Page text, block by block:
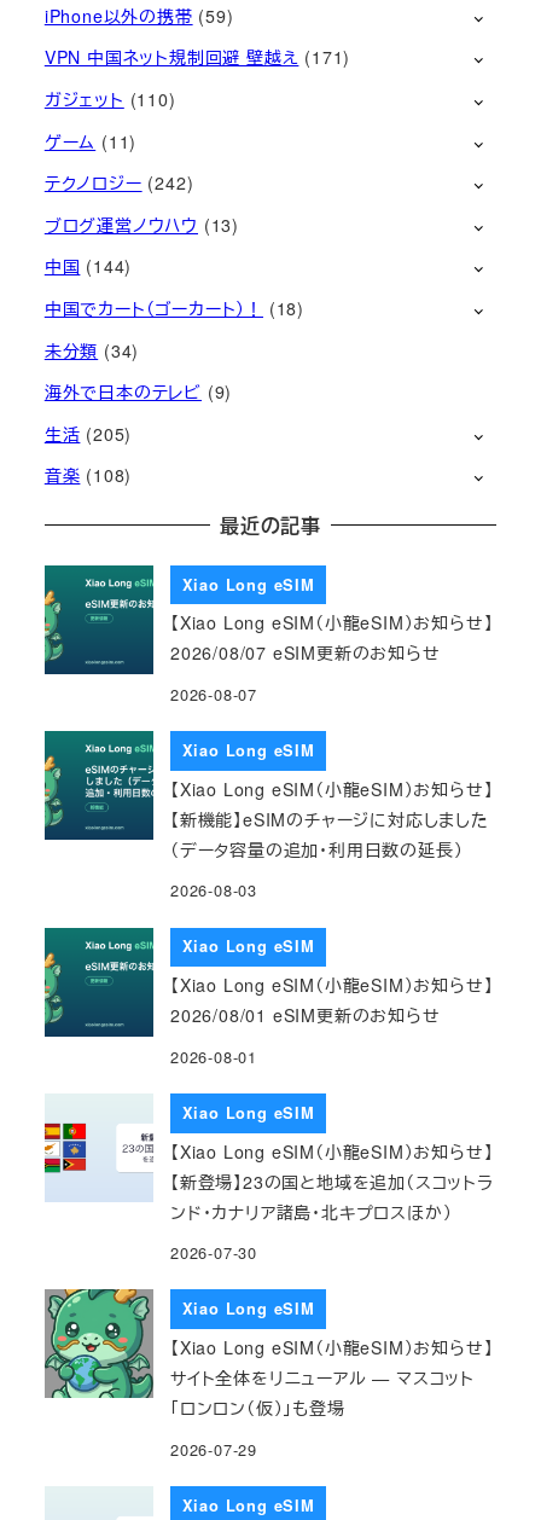
iPhone以外の携帯 (59)
VPN 中国ネット規制回避 壁越え (171)
ガジェット (110)
ゲーム (11)
テクノロジー (242)
ブログ運営ノウハウ (13)
中国 (144)
中国でカート（ゴーカート）！
(18)
未分類 (34)
海外で日本のテレビ (9)
生活 (205)
音楽 (108)
最近の記事
Xiao Long eSIM
【Xiao Long eSIM（小龍eSIM）お知らせ】
2026/08/07 eSIM更新のお知らせ
2026-08-07
Xiao Long eSIM
【Xiao Long eSIM（小龍eSIM）お知らせ】
【新機能】eSIMのチャージに対応しました
（データ容量の追加・利用日数の延長）
2026-08-03
Xiao Long eSIM
【Xiao Long eSIM（小龍eSIM）お知らせ】
2026/08/01 eSIM更新のお知らせ
2026-08-01
Xiao Long eSIM
【Xiao Long eSIM（小龍eSIM）お知らせ】
【新登場】23の国と地域を追加（スコットラ
ンド・カナリア諸島・北キプロスほか）
2026-07-30
Xiao Long eSIM
【Xiao Long eSIM（小龍eSIM）お知らせ】
サイト全体をリニューアル — マスコット
「ロンロン（仮）」も登場
2026-07-29
Xiao Long eSIM